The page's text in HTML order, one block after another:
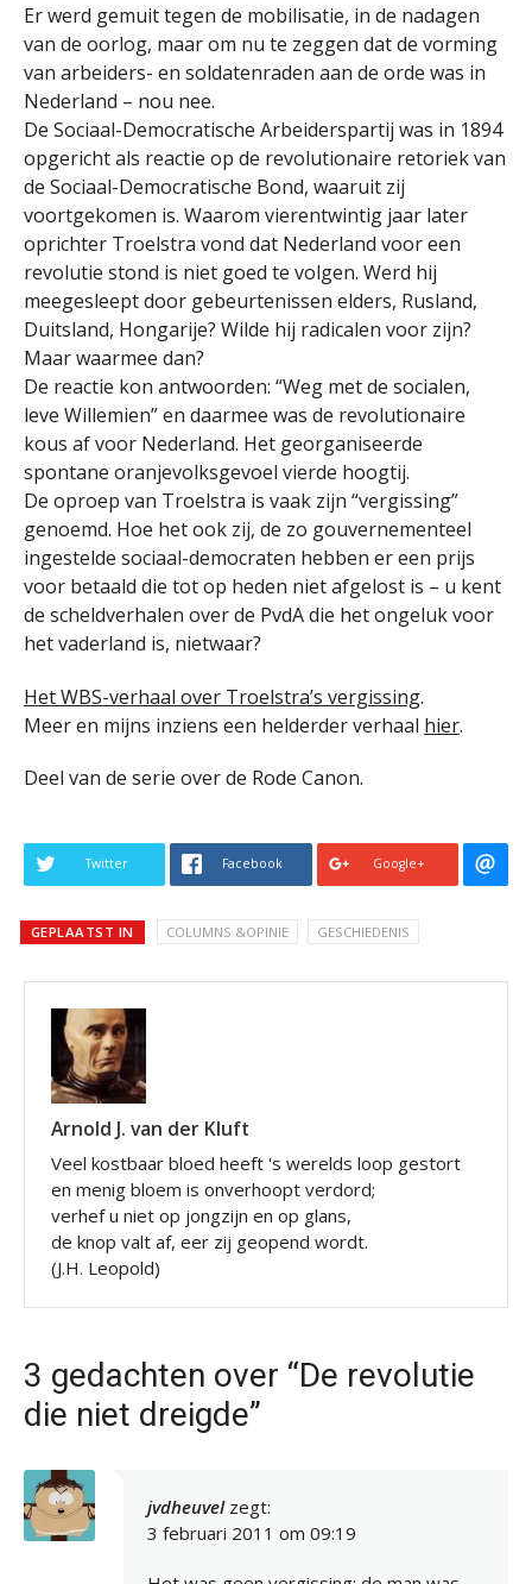
Er werd gemuit tegen de mobilisatie, in de nadagen
van de oorlog, maar om nu te zeggen dat de vorming
van arbeiders- en soldatenraden aan de orde was in
Nederland – nou nee.
De Sociaal-Democratische Arbeiderspartij was in 1894
opgericht als reactie op de revolutionaire retoriek van
de Sociaal-Democratische Bond, waaruit zij
voortgekomen is. Waarom vierentwintig jaar later
oprichter Troelstra vond dat Nederland voor een
revolutie stond is niet goed te volgen. Werd hij
meegesleept door gebeurtenissen elders, Rusland,
Duitsland, Hongarije? Wilde hij radicalen voor zijn?
Maar waarmee dan?
De reactie kon antwoorden: “Weg met de socialen,
leve Willemien” en daarmee was de revolutionaire
kous af voor Nederland. Het georganiseerde
spontane oranjevolksgevoel vierde hoogtij.
De oproep van Troelstra is vaak zijn “vergissing”
genoemd. Hoe het ook zij, de zo gouvernementeel
ingestelde sociaal-democraten hebben er een prijs
voor betaald die tot op heden niet afgelost is – u kent
de scheldverhalen over de PvdA die het ongeluk voor
het vaderland is, nietwaar?
Het WBS-verhaal over Troelstra’s vergissing.
Meer en mijns inziens een helderder verhaal hier.
Deel van de serie over de Rode Canon.
Twitter Facebook Google+
GEPLAATST IN COLUMNS &OPINIE GESCHIEDENIS
Arnold J. van der Kluft
Veel kostbaar bloed heeft 's werelds loop gestort
en menig bloem is onverhoopt verdord;
verhef u niet op jongzijn en op glans,
de knop valt af, eer zij geopend wordt.
(J.H. Leopold)
3 gedachten over “De revolutie
die niet dreigde”
jvdheuvel zegt:
3 februari 2011 om 09:19